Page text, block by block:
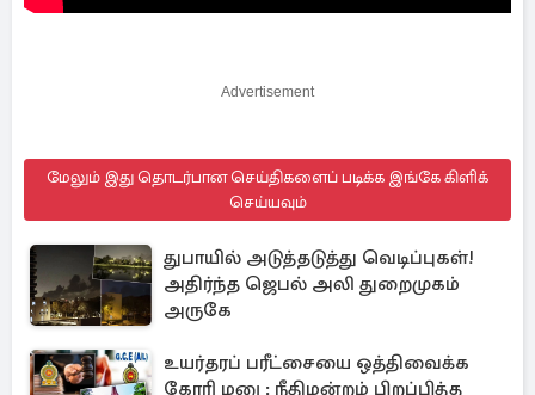
Advertisement
மேலும் இது தொடர்பான செய்திகளைப் படிக்க இங்கே கிளிக்
செய்யவும்
துபாயில் அடுத்தடுத்து வெடிப்புகள்!
அதிர்ந்த ஜெபல் அலி துறைமுகம்
அருகே
உயர்தரப் பரீட்சையை ஒத்திவைக்க
கோரி மனு : நீதிமன்றம் பிறப்பித்த